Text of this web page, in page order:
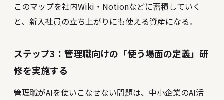
このマップを社内Wiki・Notionなどに蓄積していく
と、新入社員の立ち上がりにも使える資産になる。
ステップ3：管理職向けの「使う場面の定義」研
修を実施する
管理職がAIを使いこなせない問題は、中小企業のAI活